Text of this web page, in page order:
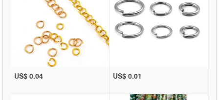
US$ 0.04 US$ 0.01